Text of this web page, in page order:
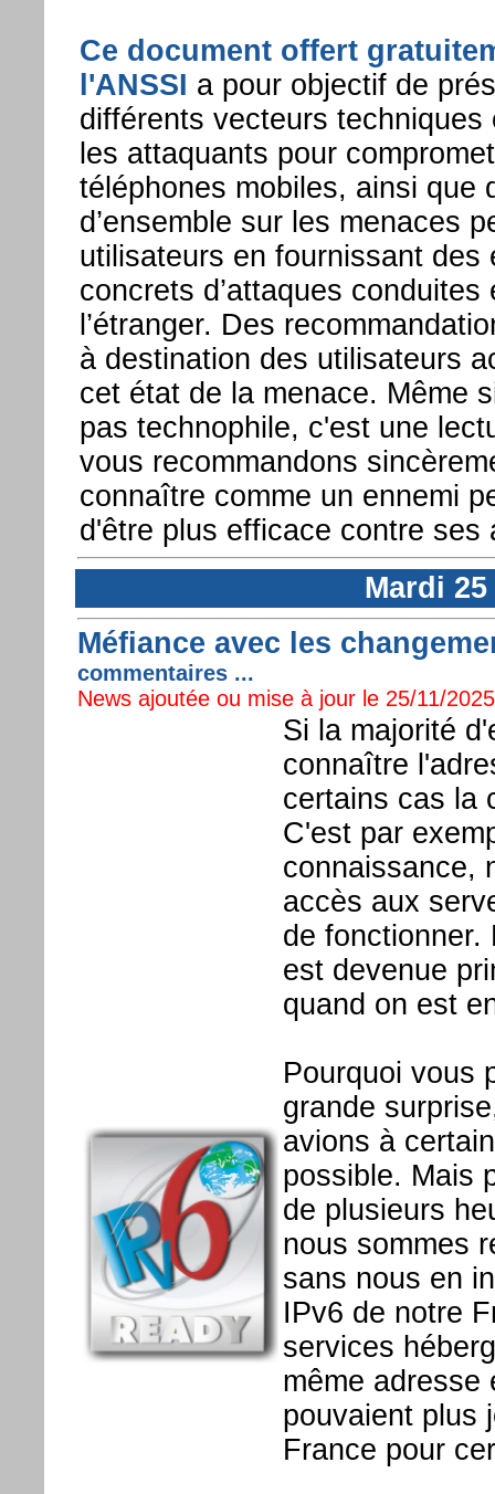
Ce document offert
l'ANSSI a pour objectif de
différents vecteurs techniques
les attaquants pour
téléphones mobiles, ainsi que
d’ensemble sur les menaces
utilisateurs en fournissant des
concrets d’attaques conduites
l’étranger. Des
à destination des utilisateurs
cet état de la menace. Même
pas technophile, c'est une
vous recommandons
connaître comme un ennemi
d'être plus efficace contre ses
Mardi
Méfiance avec les
commentaires ...
News ajoutée ou mise à jour le 25/11/
Si la majorité
connaître
certains cas la
C'est par
connaissance,
accès aux
de fonctionner.
est devenue
quand on est
Pourquoi vous
grande
avions à
possible. Mais
de plusieurs
nous sommes
sans nous en
IPv6 de notre
services
même adresse
pouvaient plus
France pour